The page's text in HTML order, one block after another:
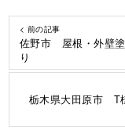
< 前の記事
佐野市 屋根・外壁
り
栃木県大田原市 T